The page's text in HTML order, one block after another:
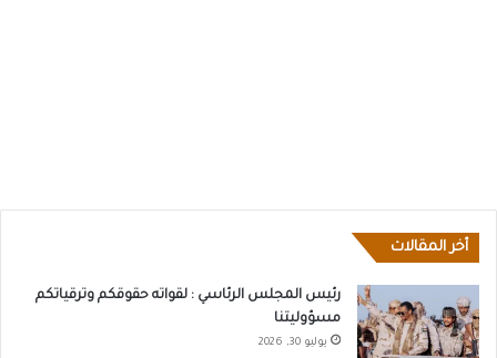
أخر المقالات
رئيس المجلس الرئاسي : لقواته حقوقكم وترقياتكم
مسؤوليتنا
يوليو 30, 2026